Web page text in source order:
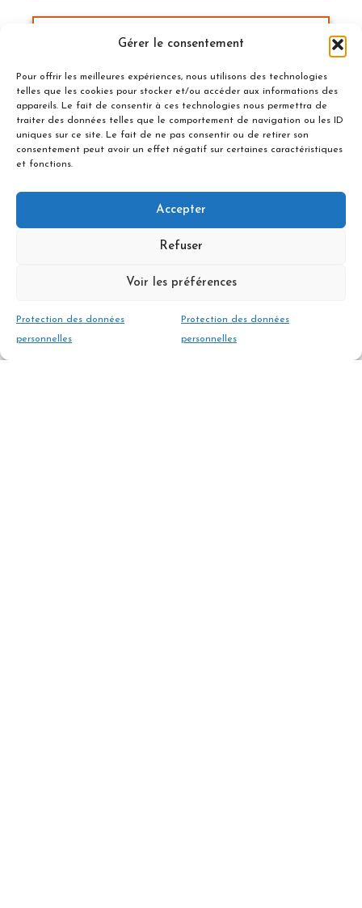
Gérer le consentement
Pour offrir les meilleures expériences, nous utilisons des technologies
telles que les cookies pour stocker et/ou accéder aux informations des
appareils. Le fait de consentir à ces technologies nous permettra de
traiter des données telles que le comportement de navigation ou les ID
uniques sur ce site. Le fait de ne pas consentir ou de retirer son
consentement peut avoir un effet négatif sur certaines caractéristiques
et fonctions.
Accepter
Refuser
Voir les préférences
Protection des données
personnelles
Protection des données
personnelles
1/2 journée en engagement privé - 8
210 €
RESERVER
Journée en engagement privé - 8 personnes
350 €